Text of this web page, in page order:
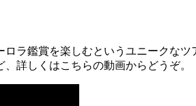
ラ鑑賞を楽しむというユニークな
詳しくはこちらの動画からどうぞ。